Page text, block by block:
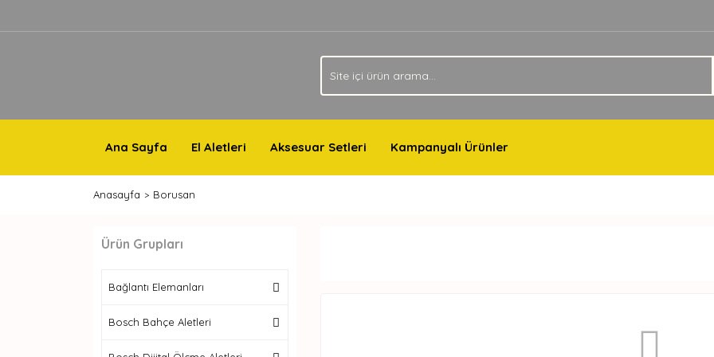
Ana Sayfa El Aletleri Aksesuar Setleri Kampanyalı Ürünler
Anasayfa Borusan
Ürün Grupları
Bağlantı Elemanları
Bosch Bahçe Aletleri